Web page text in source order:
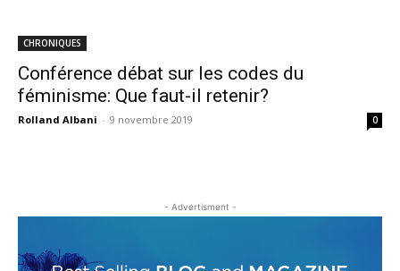
CHRONIQUES
Conférence débat sur les codes du
féminisme: Que faut-il retenir?
Rolland Albani - 9 novembre 2019 0
- Advertisment -